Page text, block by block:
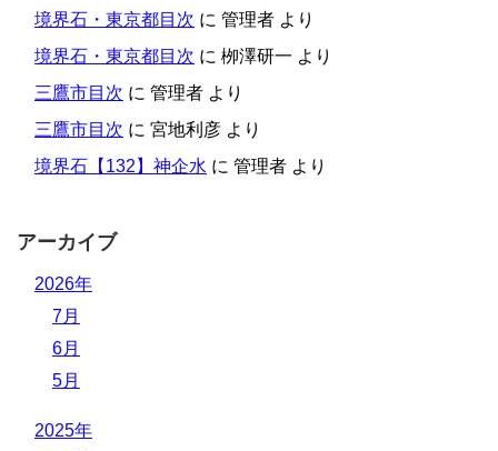
境界石・東京都目次 に 管理者 より
境界石・東京都目次 に 栁澤研一 より
三鷹市目次 に 管理者 より
三鷹市目次 に 宮地利彦 より
境界石【132】神企水 に 管理者 より
アーカイブ
2026年
7月
6月
5月
2025年